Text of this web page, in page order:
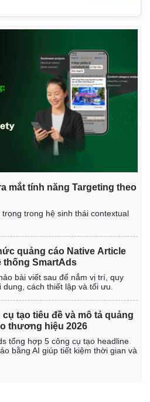
Giá vàng
Tỷ giá
Chứng khoán
mắt tính năng Targeting theo
trong hệ sinh thái contextual
quảng cáo Native Article
thống SmartAds
bài viết sau để nắm vị trí, quy
dung, cách thiết lập và tối ưu.
cụ tạo tiêu đề và mô tả quảng
thương hiệu 2026
tổng hợp 5 công cụ tạo headline
bằng AI giúp tiết kiệm thời gian và